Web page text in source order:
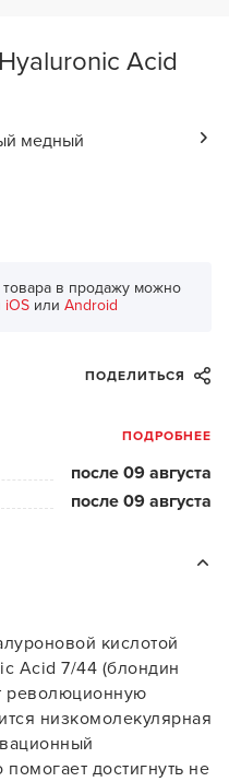
Acid
медный
в продажу можно
iOS или Android
ПОДЕЛИТЬСЯ
ПОДРОБНЕЕ
после 09 августа
после 09 августа
кислотой
Acid 7/44 (блондин
революционную
низкомолекулярная
достигнуть не